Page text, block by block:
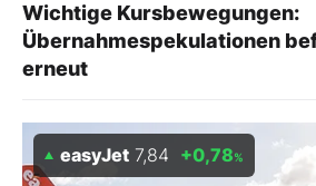
Wichtige Kursbewegungen:
Übernahmespekulationen
erneut
easyJet 7,84 +0,78%